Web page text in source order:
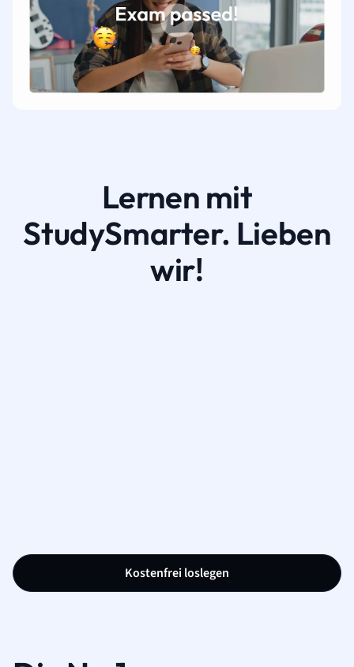
Lernen mit
StudySmarter. Lieben
wir!
Kostenfrei loslegen